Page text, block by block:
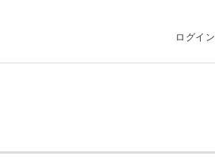
ログイン